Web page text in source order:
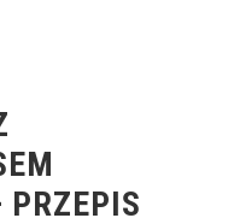
PRZEPIS